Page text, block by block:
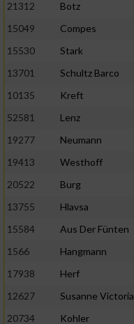
21312 Botz
15049
Compes
15530
Stark
13701
Schultz Barco
10135
Kreft
52581
Lenz
19277
Neumann
19413
Westhoff
20522
Burg
13755
Hlavsa
15584
Aus Der Fünten
1566
Hangmann
17938
Herf
12627
Susanne Victoria
20734
Kohler